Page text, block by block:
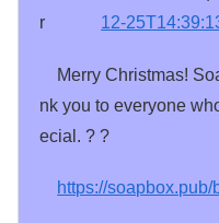
12-
Merry Christmas!
nk you to everyone
ecial. ? ?
https://